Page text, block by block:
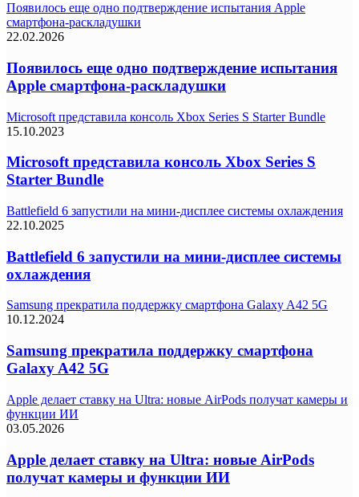
Появилось еще одно подтверждение испытания Apple
смартфона-раскладушки
22.02.2026
Появилось еще одно подтверждение испытания
Apple смартфона-раскладушки
Microsoft представила консоль Xbox Series S Starter Bundle
15.10.2023
Microsoft представила консоль Xbox Series S
Starter Bundle
Battlefield 6 запустили на мини-дисплее системы охлаждения
22.10.2025
Battlefield 6 запустили на мини-дисплее системы
охлаждения
Samsung прекратила поддержку смартфона Galaxy A42 5G
10.12.2024
Samsung прекратила поддержку смартфона
Galaxy A42 5G
Apple делает ставку на Ultra: новые AirPods получат камеры и
функции ИИ
03.05.2026
Apple делает ставку на Ultra: новые AirPods
получат камеры и функции ИИ